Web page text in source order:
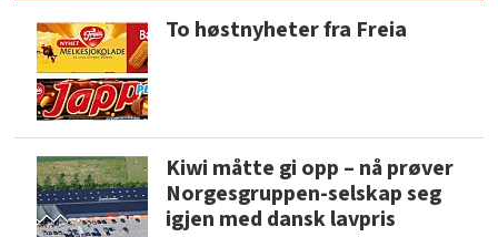
To høstnyheter fra Freia
Kiwi måtte gi opp – nå prøver
Norgesgruppen-selskap seg
igjen med dansk lavpris